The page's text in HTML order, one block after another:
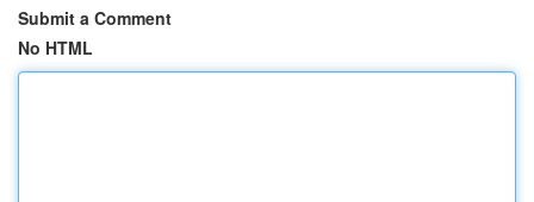
Submit a Comment
No HTML